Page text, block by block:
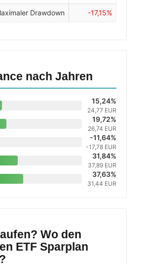
Drawdown -17,15%
nach Jahren
15,24%
24,77 EUR
19,72%
26,74 EUR
-11,64%
-17,78 EUR
31,84%
37,89 EUR
37,63%
31,44 EUR
Wo den
ETF Sparplan